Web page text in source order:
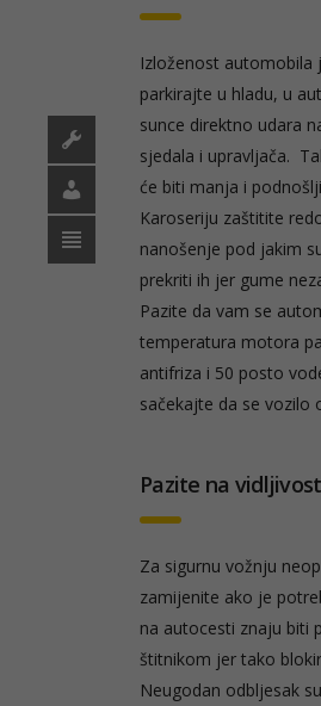
Izloženost automobila
parkirajte u hladu, u
sunce direktno udara
sjedala i upravljača.
će biti manja i
Karoseriju zaštitite
nanošenje pod jakim
prekriti ih jer gume
Pazite da vam se
temperatura motora
antifriza i 50 posto
sačekajte da se vozilo
Pazite na vidljivost
Za sigurnu vožnju
zamijenite ako je
na autocesti znaju biti
štitnikom jer tako
Neugodan odbljesak